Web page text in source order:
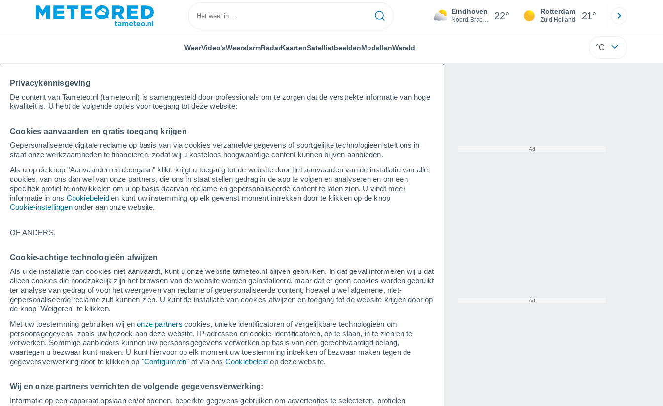
Privacykennisgeving
De content van Tameteo.nl (tameteo.nl) is samengesteld door professionals om te zorgen dat de verstrekte informatie van hoge
kwaliteit is. U hebt de volgende opties voor toegang tot deze website:
Cookies aanvaarden en gratis toegang krijgen
Gepersonaliseerde digitale reclame op basis van via cookies verzamelde gegevens of soortgelijke technologieën stelt ons in
staat onze werkzaamheden te financieren, zodat wij u kosteloos hoogwaardige content kunnen blijven aanbieden.
Als u op de knop "Aanvaarden en doorgaan" klikt, krijgt u toegang tot de website door het aanvaarden van de installatie van alle
cookies, van ons dan wel van onze partners, die ons in staat stellen gedrag in de app te volgen en analyseren en om een
specifiek profiel te ontwikkelen om u op basis daarvan reclame en gepersonaliseerde content te laten zien. U vindt meer
informatie in ons Cookiebeleid en kunt uw instemming op elk gewenst moment intrekken door te klikken op de knop
Cookie-instellingenonder aan onze website.
OF ANDERS,
Cookie-achtige technologieën afwijzen
Als u de installatie van cookies niet aanvaardt, kunt u onze website tameteo.nl blijven gebruiken. In dat geval informeren wij u dat
alleen cookies die noodzakelijk zijn het browsen van de website worden geïnstalleerd, maar dat er geen cookies worden gebruikt
ter analyse van gedrag of voor het weergeven van reclame of gepersonaliseerde content, hoewel u wel algemene, niet-
gepersonaliseerde reclame zult kunnen zien. U kunt de installatie van cookies afwijzen en toegang tot de website krijgen door op
de knop "Weigeren" te klikken.
Met uw toestemming gebruiken wij enonze partners cookies, unieke identificatoren of vergelijkbare technologieën om
persoonsgegevens, zoals uw bezoek aan deze website, IP-adressen en cookie-identificatoren, op te slaan, in te zien en te
verwerken. Sommige aanbieders kunnen uw persoonsgegevens verwerken op basis van een gerechtvaardigd belang,
waartegen u bezwaar kunt maken. U kunt hiervoor op elk moment uw toestemming intrekken of bezwaar maken tegen de
gegevensverwerking door te klikken op "Configureren" of via ons Cookiebeleid op deze website.
Wij en onze partners verrichten de volgende gegevensverwerking:
Informatie op een apparaat opslaan en/of openen, beperkte gegevens gebruiken om advertenties te selecteren, profielen
Eindhoven
Noord-Brabant 22° Rotterdam
Zuid-Holland 21°
WeerVideo'sWeeralarmRadarKaartenSatellietbeeldenModellenWereld °C
Home Dominicaanse Republiek
Weer in Dominicaanse Republiek. Verwachting
voor de komende 14 dagen
Vandaag, 7 augustus Hele dag
30°
26°
31°
Santo
30°
25°
Santa
Bárbara de
Samaná
Santiago de
los
Caballeros
32°
26°
San
Fernando de
34°
21°
Las Matas
28°
15°
Constanza
31°
24°